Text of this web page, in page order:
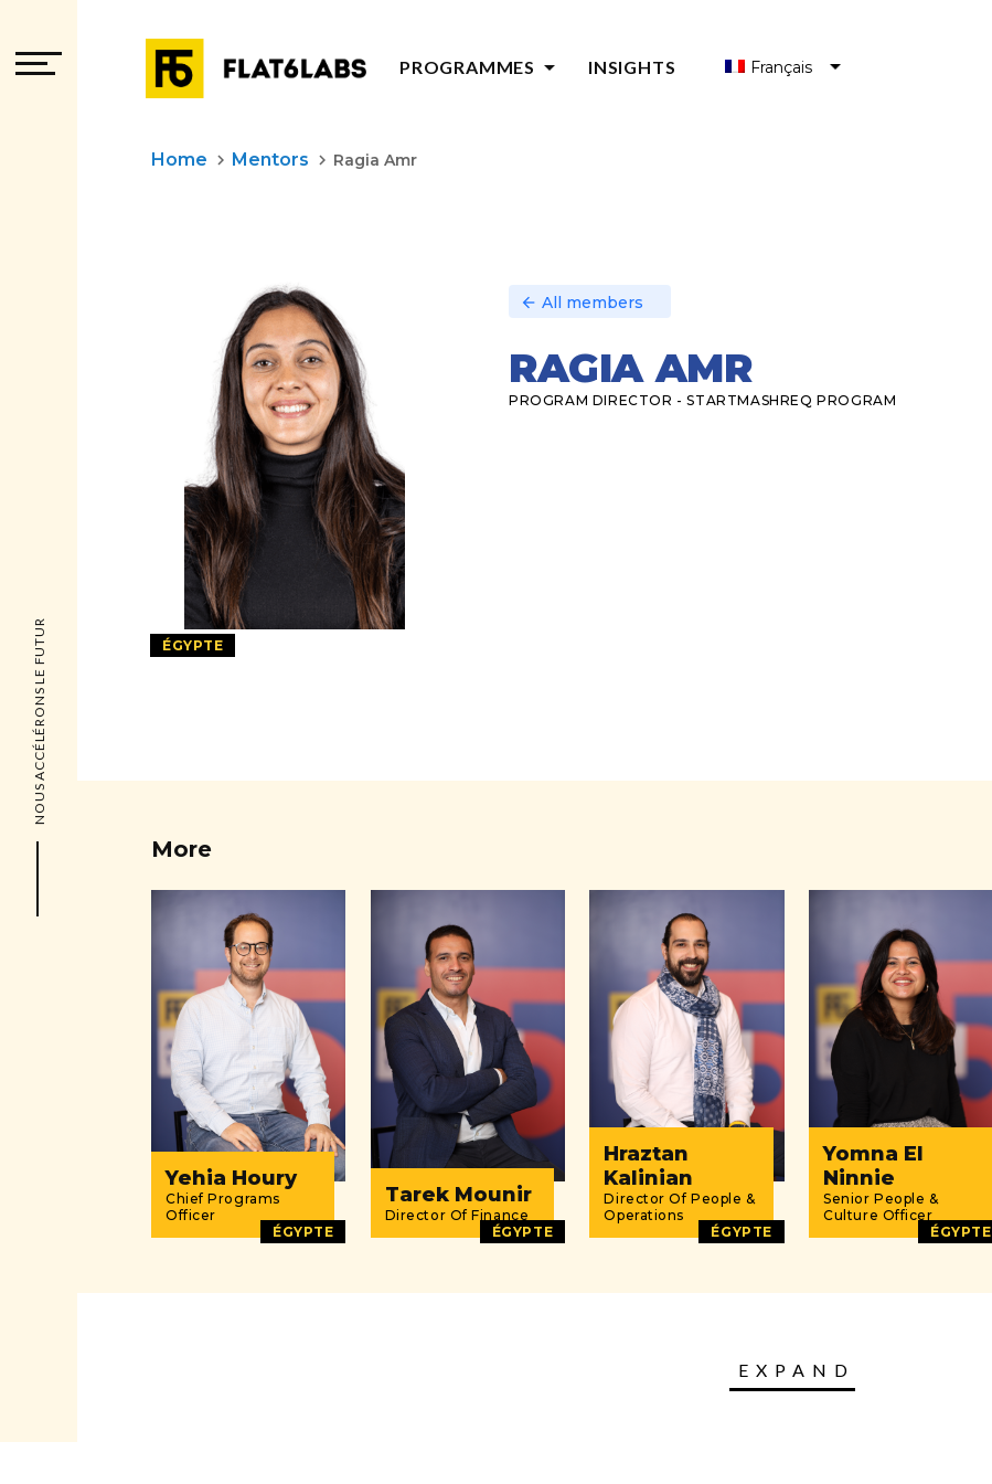
NOUS ACCÉLÉRONS LE FUTUR
PROGRAMMES arrow_drop_down
LES PROGRAMMES DE DÉVELOPPEMENT DE L'ÉCOSYSTÈME
INSIGHTS Français
Home keyboard_arrow_right Mentors keyboard_arrow_right Ragia Amr
ÉGYPTE
arrow_back All members
RAGIA AMR
PROGRAM DIRECTOR - STARTMASHREQ PROGRAM
More
Yehia Houry
Chief Programs
Officer
ÉGYPTE
Tarek Mounir
Director Of Finance
ÉGYPTE
Hraztan
Kalinian
Director Of People &
Operations
ÉGYPTE
Yomna El
Ninnie
Senior People &
Culture Officer
ÉGYPTE
EXPAND